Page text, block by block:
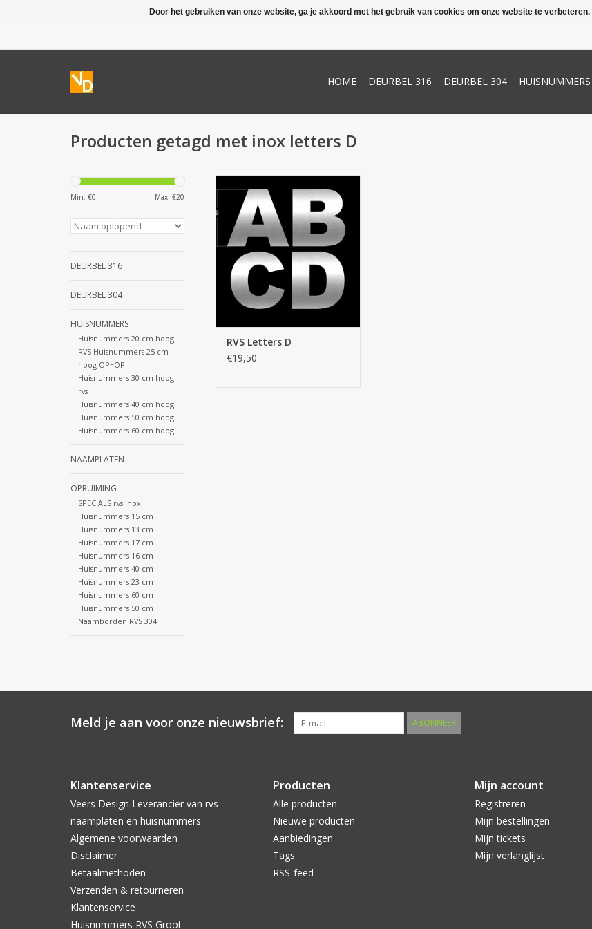
HOME DEURBEL 316 DEURBEL 304 HUISNUMMERS
Producten getagd met inox letters D
Min: €0 Max: €20
DEURBEL 316
DEURBEL 304
HUISNUMMERS
Huisnummers 20 cm hoog
RVS Huisnummers 25 cm
hoog OP=OP
Huisnummers 30 cm hoog
rvs
Huisnummers 40 cm hoog
Huisnummers 50 cm hoog
Huisnummers 60 cm hoog
NAAMPLATEN
OPRUIMING
SPECIALS rvs inox
Huisnummers 15 cm
Huisnummers 13 cm
Huisnummers 17 cm
Huisnummers 16 cm
Huisnummers 40 cm
Huisnummers 23 cm
Huisnummers 60 cm
Huisnummers 50 cm
Naamborden RVS 304
TOEVOEGEN AAN WINKELWAGEN
RVS Letters D
€19,50
Meld je aan voor onze nieuwsbrief: ABONNEER
Klantenservice
Veers Design Leverancier van rvs
naamplaten en huisnummers
Algemene voorwaarden
Disclaimer
Betaalmethoden
Verzenden & retourneren
Klantenservice
Huisnummers RVS Groot
Producten
Alle producten
Nieuwe producten
Aanbiedingen
Tags
RSS-feed
Mijn account
Registreren
Mijn bestellingen
Mijn tickets
Mijn verlanglijst
Door het gebruiken van onze website, ga je akkoord met het gebruik van cookies om onze website te verbeteren.